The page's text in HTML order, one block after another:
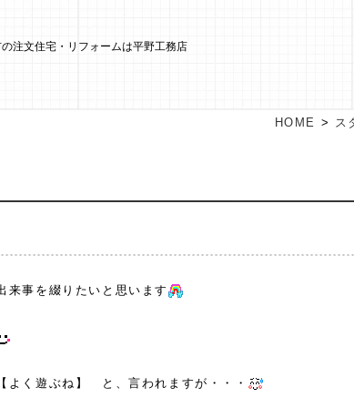
注文住宅・リフォームは平野工務店
HOME > ス
事を綴りたいと思います
く遊ぶね】 と、言われますが・・・